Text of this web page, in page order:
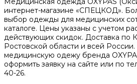
интернет-магазине «СПЕЦКОД».
выбор одежды для медицинских
каталоге. Цены указаны с учетом
действующих скидок. Доставка по
Ростовской области и всей
медицинскую одежу бренда
оформить заявку на сайте или по
40-26.